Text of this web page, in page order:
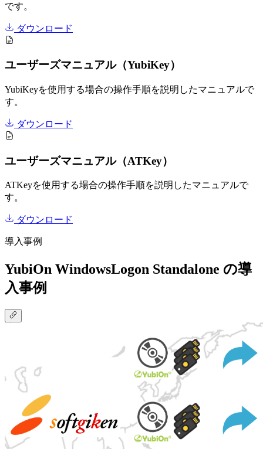
です。
ダウンロード
ユーザーズマニュアル（YubiKey）
YubiKeyを使用する場合の操作手順を説明したマニュアルで
す。
ダウンロード
ユーザーズマニュアル（ATKey）
ATKeyを使用する場合の操作手順を説明したマニュアルで
す。
ダウンロード
導入事例
YubiOn WindowsLogon Standalone の導
入事例